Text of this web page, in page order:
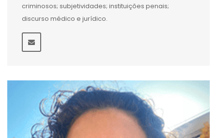
criminosos; subjetividades; instituições penais;
discurso médico e jurídico.